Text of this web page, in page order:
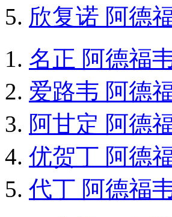
欣复诺 阿德
名正 阿德福
爱路韦 阿德
阿甘定 阿德
优贺丁 阿德
代丁 阿德福